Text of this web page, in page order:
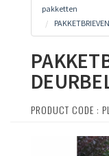
pakketten
PRODUCT CODE :